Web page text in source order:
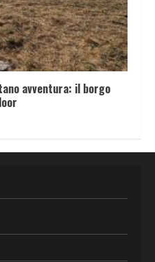
avventura: il borgo